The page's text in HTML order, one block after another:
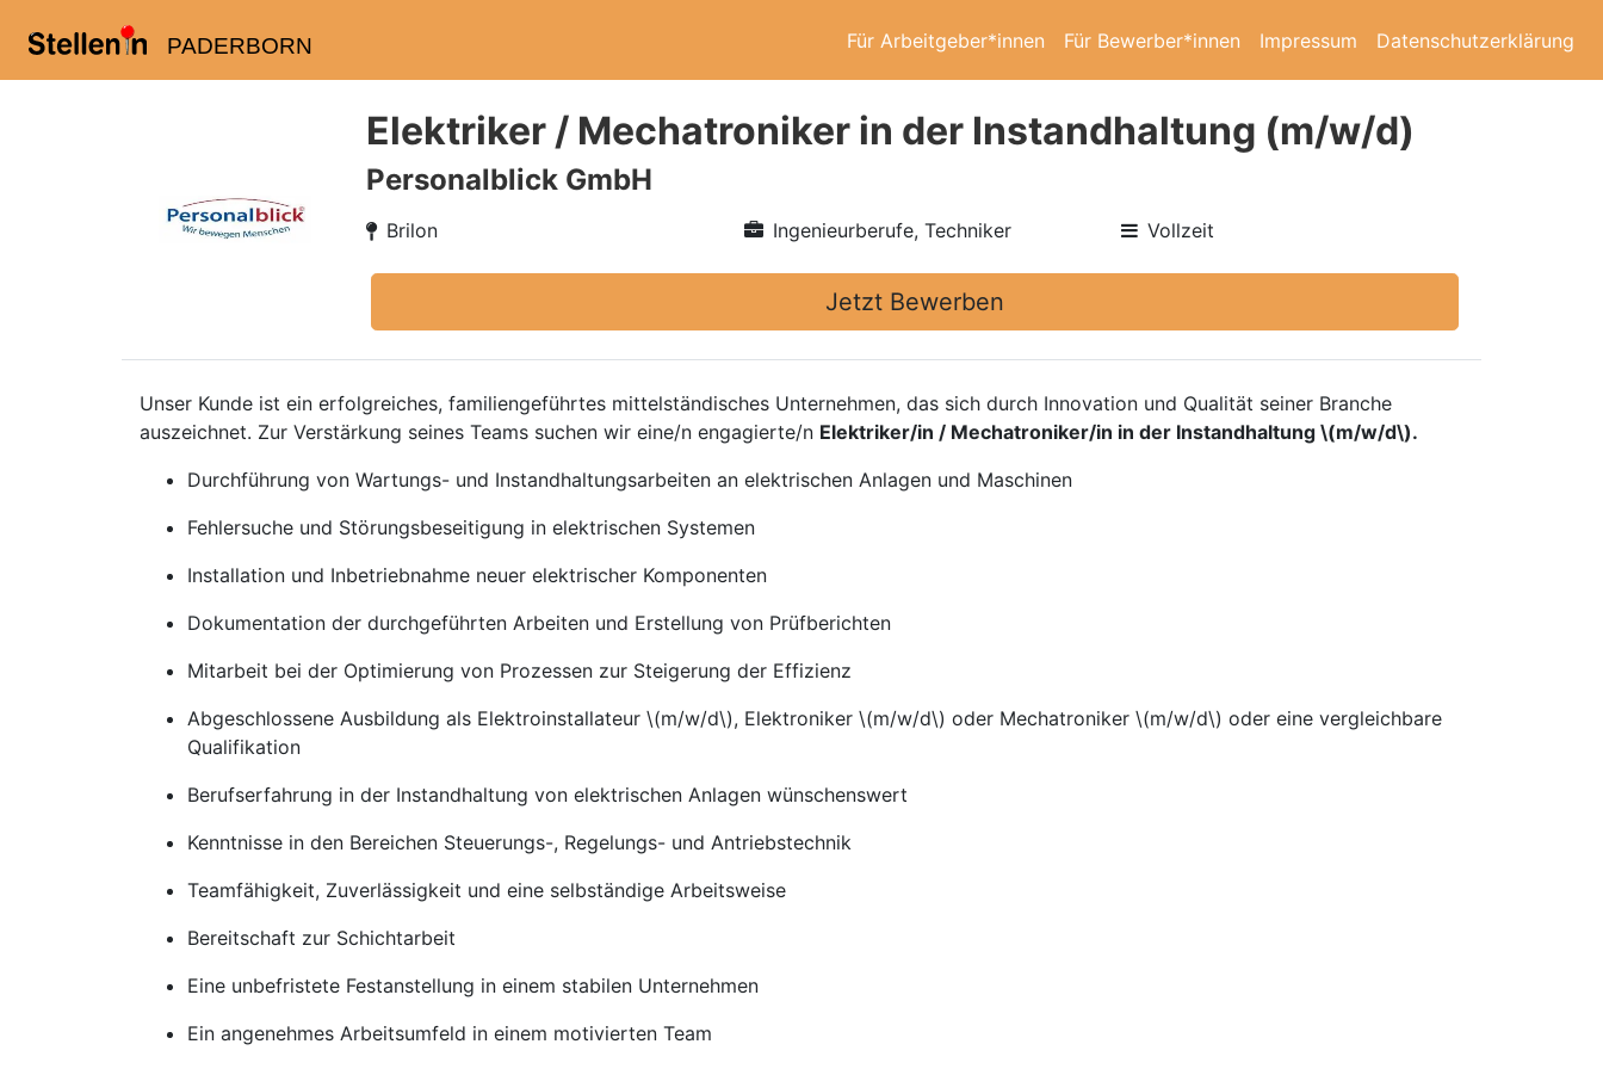
PADERBORN Für Arbeitgeber*innen Für Bewerber*innen Impressum Datenschutzerklärung
Elektriker / Mechatroniker in der Instandhaltung (m/w/d)
Personalblick GmbH
Brilon Ingenieurberufe, Techniker Vollzeit
Jetzt Bewerben
Unser Kunde ist ein erfolgreiches, familiengeführtes mittelständisches Unternehmen, das sich durch Innovation und Qualität seiner Branche
auszeichnet. Zur Verstärkung seines Teams suchen wir eine/n engagierte/n Elektriker/in / Mechatroniker/in in der Instandhaltung \(m/w/d\).
Durchführung von Wartungs- und Instandhaltungsarbeiten an elektrischen Anlagen und Maschinen
Fehlersuche und Störungsbeseitigung in elektrischen Systemen
Installation und Inbetriebnahme neuer elektrischer Komponenten
Dokumentation der durchgeführten Arbeiten und Erstellung von Prüfberichten
Mitarbeit bei der Optimierung von Prozessen zur Steigerung der Effizienz
Abgeschlossene Ausbildung als Elektroinstallateur \(m/w/d\), Elektroniker \(m/w/d\) oder Mechatroniker \(m/w/d\) oder eine vergleichbare
Qualifikation
Berufserfahrung in der Instandhaltung von elektrischen Anlagen wünschenswert
Kenntnisse in den Bereichen Steuerungs-, Regelungs- und Antriebstechnik
Teamfähigkeit, Zuverlässigkeit und eine selbständige Arbeitsweise
Bereitschaft zur Schichtarbeit
Eine unbefristete Festanstellung in einem stabilen Unternehmen
Ein angenehmes Arbeitsumfeld in einem motivierten Team